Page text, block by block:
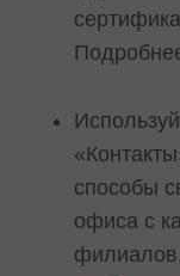
способы
офиса с